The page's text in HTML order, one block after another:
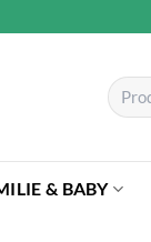
Suchen
nach:
& BABY